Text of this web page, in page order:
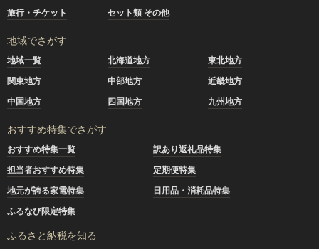
旅行・チケット
セット類 その他
地域でさがす
地域一覧 北海道地方
東北地方
関東地方
中部地方
近畿地方
中国地方
四国地方 九州地方
おすすめ特集でさがす
おすすめ特集一覧
訳あり返礼品特集
担当者おすすめ特集
定期便特集
地元が誇る家電特集
日用品・消耗品特集
ふるなび限定特集
ふるさと納税を知る